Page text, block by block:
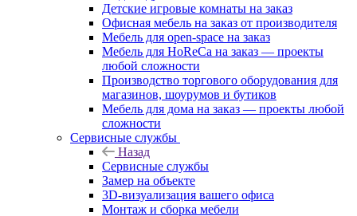
Детские игровые комнаты на заказ
Офисная мебель на заказ от производителя
Мебель для open-space на заказ
Мебель для HoReCa на заказ — проекты
любой сложности
Производство торгового оборудования для
магазинов, шоурумов и бутиков
Мебель для дома на заказ — проекты любой
сложности
Сервисные службы
Назад
Сервисные службы
Замер на объекте
3D-визуализация вашего офиса
Монтаж и сборка мебели